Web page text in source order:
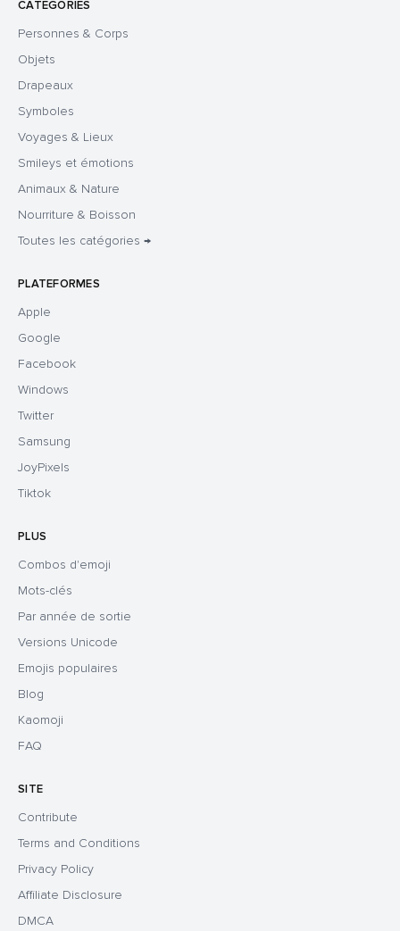
CATÉGORIES
Personnes & Corps
Objets
Drapeaux
Symboles
Voyages & Lieux
Smileys et émotions
Animaux & Nature
Nourriture & Boisson
Toutes les catégories →
PLATEFORMES
Apple
Google
Facebook
Windows
Twitter
Samsung
JoyPixels
Tiktok
PLUS
Combos d'emoji
Mots-clés
Par année de sortie
Versions Unicode
Emojis populaires
Blog
Kaomoji
FAQ
SITE
Contribute
Terms and Conditions
Privacy Policy
Affiliate Disclosure
DMCA